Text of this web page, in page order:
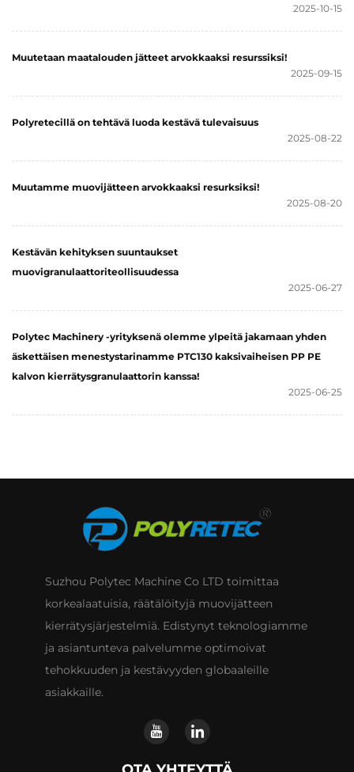
2025-10-15
Muutetaan maatalouden jätteet arvokkaaksi resurssiksi!
2025-09-15
Polyretecillä on tehtävä luoda kestävä tulevaisuus
2025-08-22
Muutamme muovijätteen arvokkaaksi resurksiksi!
2025-08-20
Kestävän kehityksen suuntaukset
muovigranulaattoriteollisuudessa
2025-06-27
Polytec Machinery -yrityksenä olemme ylpeitä jakamaan yhden
äskettäisen menestystarinamme PTC130 kaksivaiheisen PP PE
kalvon kierrätysgranulaattorin kanssa!
2025-06-25
Suzhou Polytec Machine Co LTD toimittaa
korkealaatuisia, räätälöityjä muovijätteen
kierrätysjärjestelmiä. Edistynyt teknologiamme
ja asiantunteva palvelumme optimoivat
tehokkuuden ja kestävyyden globaaleille
asiakkaille.